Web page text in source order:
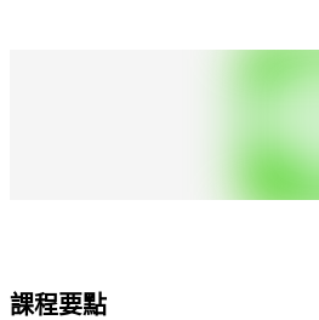
課程要點